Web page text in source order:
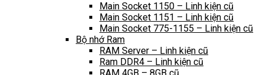
Main Socket 1150 – Linh kiện cũ
Main Socket 1151 – Linh kiện cũ
Main Socket 775-1155 – Linh kiện cũ
Bộ nhớ Ram
RAM Server – Linh kiện cũ
Ram DDR4 – Linh kiện cũ